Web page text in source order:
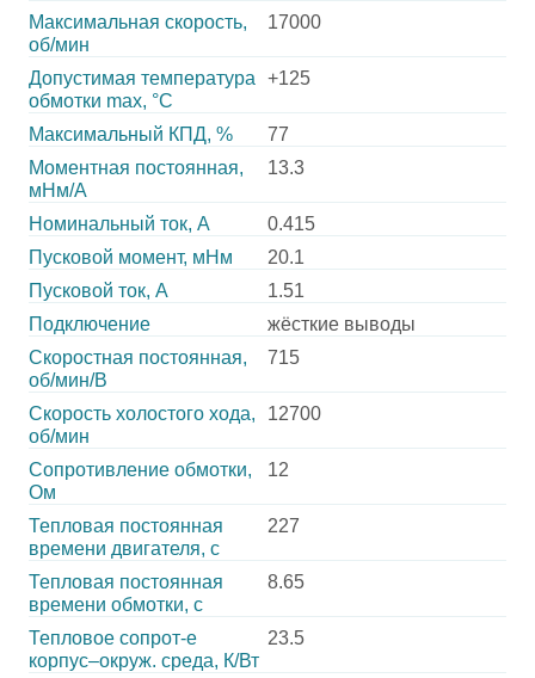
Максимальная скорость,
об/мин
17000
Допустимая температура
обмотки max, °С
+125
Максимальный КПД, %
77
Моментная постоянная,
мНм/А
13.3
Номинальный ток, А
0.415
Пусковой момент, мНм
20.1
Пусковой ток, А
1.51
Подключение
жёсткие выводы
Скоростная постоянная,
об/мин/В
715
Скорость холостого хода,
об/мин
12700
Сопротивление обмотки,
Ом
12
Тепловая постоянная
времени двигателя, с
227
Тепловая постоянная
времени обмотки, с
8.65
Тепловое сопрот-е
корпус–окруж. среда, К/Вт
23.5